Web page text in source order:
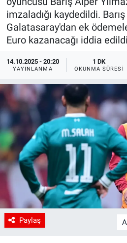
imzaladığı kaydedildi.
Galatasaray'dan ek
Euro kazanacağı iddia
14.10.2025 - 20:20
YAYINLANMA
1 DK
OKUNMA SÜRESI
Paylaş A